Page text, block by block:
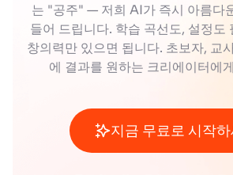
는 "공주" — 저희 AI가 즉시 아름다
들어 드립니다. 학습 곡선도, 설정도
창의력만 있으면 됩니다. 초보자, 교
에 결과를 원하는 크리에이터에
지금 무료로 시작